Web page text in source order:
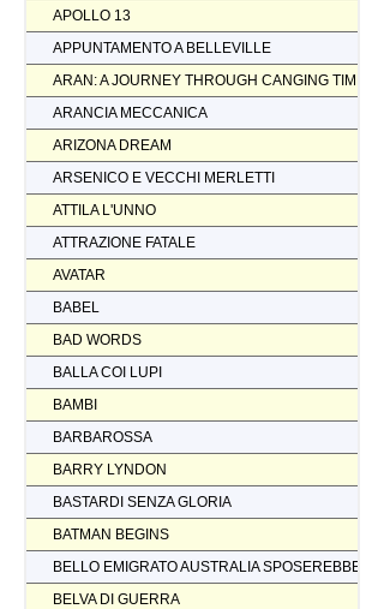
APOLLO 13
APPUNTAMENTO A BELLEVILLE
ARAN: A JOURNEY THROUGH CANGING TIMES
ARANCIA MECCANICA
ARIZONA DREAM
ARSENICO E VECCHI MERLETTI
ATTILA L'UNNO
ATTRAZIONE FATALE
AVATAR
BABEL
BAD WORDS
BALLA COI LUPI
BAMBI
BARBAROSSA
BARRY LYNDON
BASTARDI SENZA GLORIA
BATMAN BEGINS
BELLO EMIGRATO AUSTRALIA SPOSEREBBE
BELVA DI GUERRA